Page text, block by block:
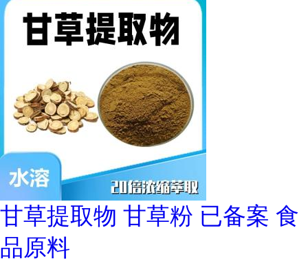
甘草提取物 甘草粉 已备案 食
品原料